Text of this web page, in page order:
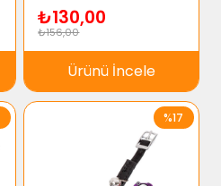
₺130,00
₺156,00
Ürünü İncele
%17